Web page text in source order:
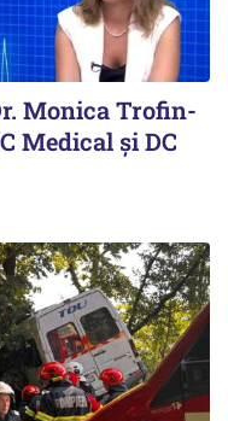
Monica Trofin-
Medical și DC